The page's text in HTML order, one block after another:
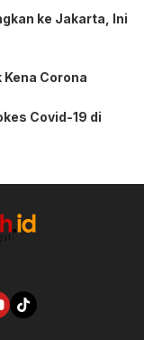
ke Jakarta, Ini
Corona
Covid-19 di